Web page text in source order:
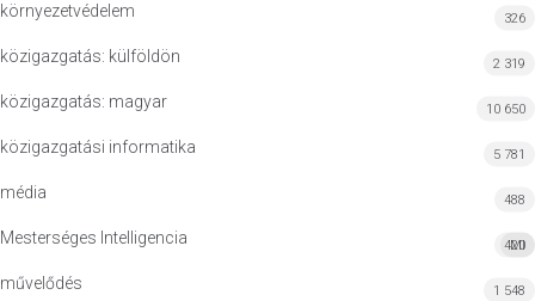
környezetvédelem 326
közigazgatás: külföldön 2 319
közigazgatás: magyar 10 650
közigazgatási informatika 5 781
média 488
Mesterséges Intelligencia MI
420
művelődés 1 548